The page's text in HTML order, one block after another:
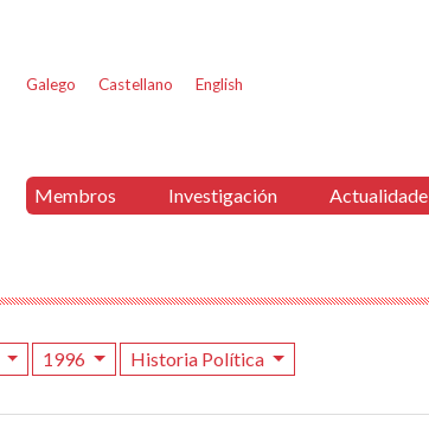
Galego Castellano English
Membros Investigación Actualidade
1996 Historia Política